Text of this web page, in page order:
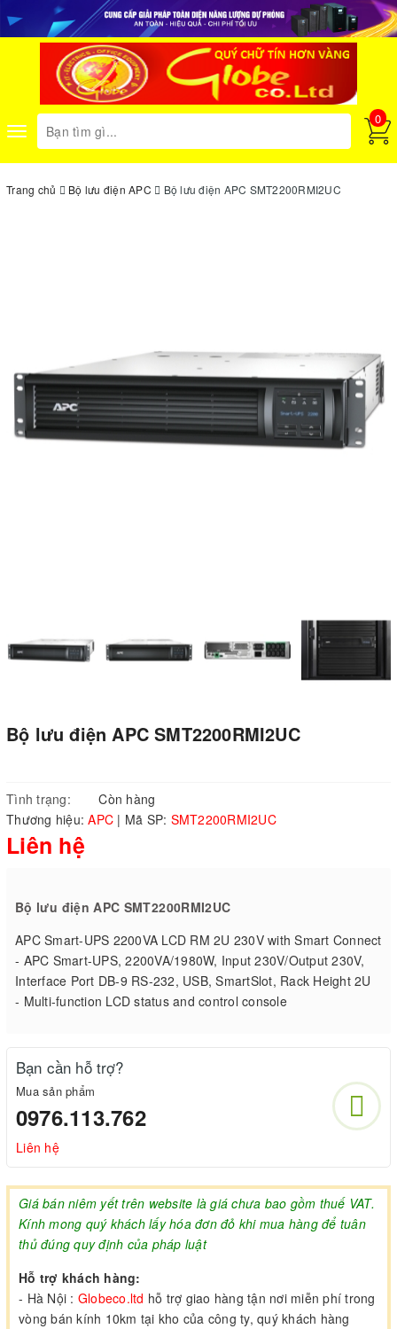
Toggle
navigation
0
Trang chủ Bộ lưu điện APC Bộ lưu điện APC SMT2200RMI2UC
Bộ lưu điện APC SMT2200RMI2UC
Tình trạng:
Còn hàng
Thương hiệu:APC | Mã SP: SMT2200RMI2UC
Liên hệ
Bộ lưu điện APC SMT2200RMI2UC
APC Smart-UPS 2200VA LCD RM 2U 230V with Smart Connect
- APC Smart-UPS, 2200VA/1980W, Input 230V/Output 230V,
Interface Port DB-9 RS-232, USB, SmartSlot, Rack Height 2U
- Multi-function LCD status and control console
Bạn cần hỗ trợ?
Mua sản phẩm
0976.113.762
Liên hệ
Giá bán niêm yết trên website là giá chưa bao gồm thuế VAT.
Kính mong quý khách lấy hóa đơn đỏ khi mua hàng để tuân
thủ đúng quy định của pháp luật
Hỗ trợ khách hàng:
- Hà Nội : Globeco.ltd hỗ trợ giao hàng tận nơi miễn phí trong
vòng bán kính 10km tại kho của công ty, quý khách hàng